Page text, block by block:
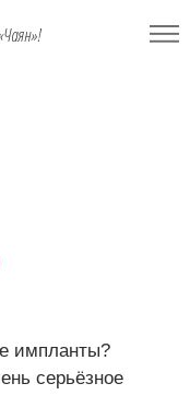
импланты?
серьёзное